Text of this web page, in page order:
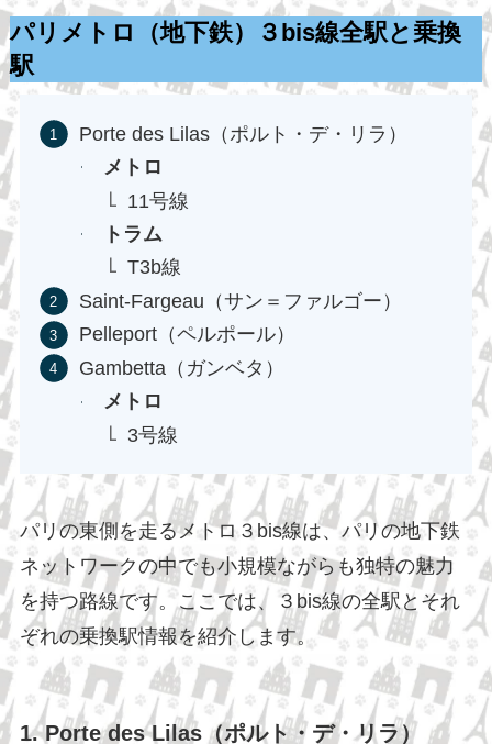
パリメトロ（地下鉄）３bis線全駅と乗換
駅
Porte des Lilas（ポルト・デ・リラ）
メトロ
11号線
トラム
T3b線
Saint-Fargeau（サン＝ファルゴー）
Pelleport（ペルポール）
Gambetta（ガンベタ）
メトロ
3号線
パリの東側を走るメトロ３bis線は、パリの地下鉄
ネットワークの中でも小規模ながらも独特の魅力
を持つ路線です。ここでは、３bis線の全駅とそれ
ぞれの乗換駅情報を紹介します。
1. Porte des Lilas（ポルト・デ・リラ）